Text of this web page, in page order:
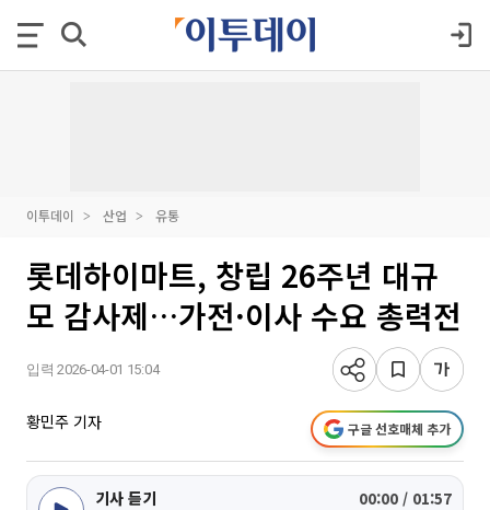
이투데이 산업 유통
롯데하이마트, 창립 26주년 대규
모 감사제…가전·이사 수요 총력전
입력 2026-04-01 15:04
황민주 기자 구글 선호매체 추가
기사 듣기 00:00 / 01:57